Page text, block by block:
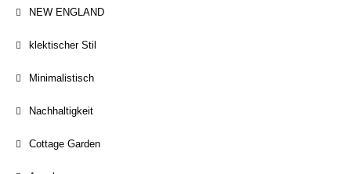
NEW ENGLAND
klektischer Stil
Minimalistisch
Nachhaltigkeit
Cottage Garden